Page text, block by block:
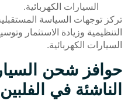
السيارات الكهربائية.
تركز توجهات السياسة
التنظيمية وزيادة الاستثمار
السيارات الكهربائية.
حوافز شحن
الناشئة في الفلبين